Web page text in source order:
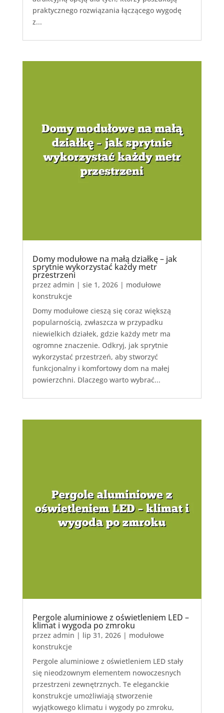
praktycznego rozwiązania łączącego wygodę
z...
Domy modułowe na małą działkę – jak
sprytnie wykorzystać każdy metr
przestrzeni
przez admin | sie 1, 2026| modułowe
konstrukcje
Domy modułowe cieszą się coraz większą
popularnością, zwłaszcza w przypadku
niewielkich działek, gdzie każdy metr ma
ogromne znaczenie. Odkryj, jak sprytnie
wykorzystać przestrzeń, aby stworzyć
funkcjonalny i komfortowy dom na małej
powierzchni. Dlaczego warto wybrać...
Pergole aluminiowe z oświetleniem LED –
klimat i wygoda po zmroku
przez admin | lip 31, 2026| modułowe
konstrukcje
Pergole aluminiowe z oświetleniem LED stały
się nieodzownym elementem nowoczesnych
przestrzeni zewnętrznych. Te eleganckie
konstrukcje umożliwiają stworzenie
wyjątkowego klimatu i wygody po zmroku,